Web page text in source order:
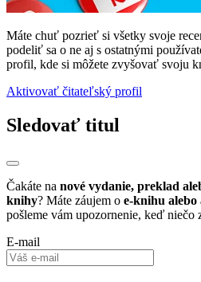
Máte chuť pozrieť si všetky svoje
podeliť sa o ne aj s ostatnými
profil, kde si môžete zvyšovať svoju
Aktivovať čitateľský profil
Sledovať titul
Čakáte na nové vydanie, preklad
knihy? Máte záujem o e-knihu
pošleme vám upozornenie, keď niečo
E-mail